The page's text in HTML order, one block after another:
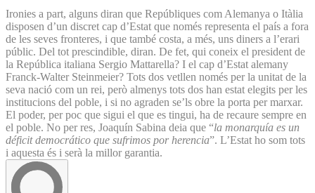
Ironies a part, alguns diran que Repúbliques com Alemanya o Itàlia
disposen d’un discret cap d’Estat que només representa el país a fora
de les seves fronteres, i que també costa, a més, uns diners a l’erari
públic. Del tot prescindible, diran. De fet, qui coneix el president de
la República italiana Sergio Mattarella? I el cap d’Estat alemany
Franck-Walter Steinmeier? Tots dos vetllen només per la unitat de la
seva nació com un rei, però almenys tots dos han estat elegits per les
institucions del poble, i si no agraden se’ls obre la porta per marxar.
El poder, per poc que sigui el que es tingui, ha de recaure sempre en
el poble. No per res, Joaquín Sabina deia que “la monarquía es un
déficit democrático que sufrimos por herencia”. L’Estat ho som tots
i aquesta és i serà la millor garantia.